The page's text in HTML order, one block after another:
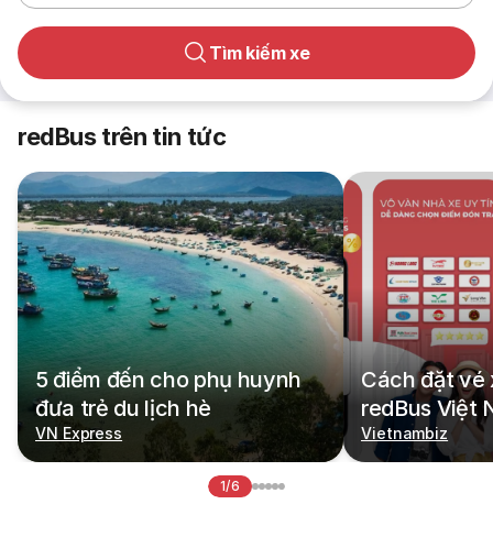
Tìm kiếm xe
redBus trên tin tức
5 điểm đến cho phụ huynh
đưa trẻ du lịch hè
VN Express
Cách đặt vé
redBus Việt
Vietnambiz
1/6